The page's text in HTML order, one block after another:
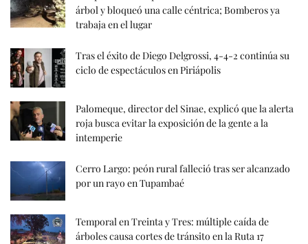
árbol y bloqueó una calle céntrica; Bomberos ya
trabaja en el lugar
Tras el éxito de Diego Delgrossi, 4-4-2 continúa su
ciclo de espectáculos en Piriápolis
Palomeque, director del Sinae, explicó que la alerta
roja busca evitar la exposición de la gente a la
intemperie
Cerro Largo: peón rural falleció tras ser alcanzado
por un rayo en Tupambaé
Temporal en Treinta y Tres: múltiple caída de
árboles causa cortes de tránsito en la Ruta 17